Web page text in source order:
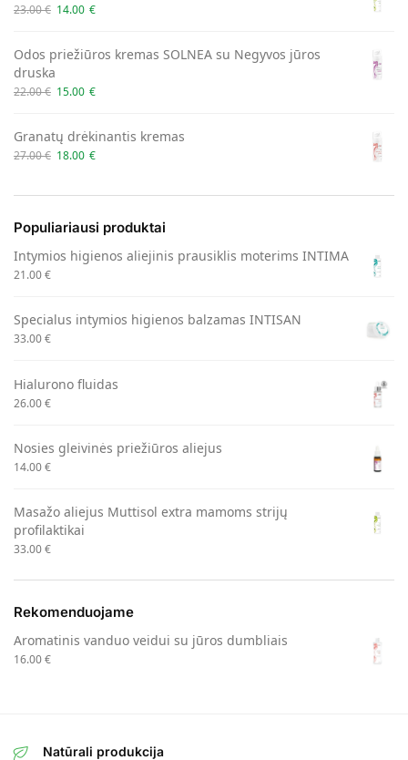
23.00€ 14.00 €
Odos priežiūros kremas SOLNEA su Negyvos jūros
druska
22.00€ 15.00 €
Granatų drėkinantis kremas
27.00€ 18.00 €
Populiariausi produktai
Intymios higienos aliejinis prausiklis moterims INTIMA
21.00€
Specialus intymios higienos balzamas INTISAN
33.00€
Hialurono fluidas
26.00€
Nosies gleivinės priežiūros aliejus
14.00€
Masažo aliejus Muttisol extra mamoms strijų
profilaktikai
33.00€
Rekomenduojame
Aromatinis vanduo veidui su jūros dumbliais
16.00€
Natūrali produkcija